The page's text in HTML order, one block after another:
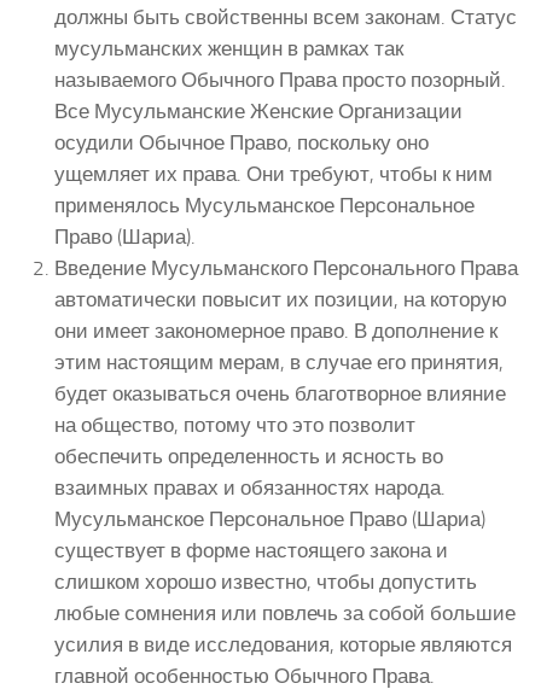
должны быть свойственны всем законам. Статус
мусульманских женщин в рамках так
называемого Обычного Права просто позорный.
Все Мусульманские Женские Организации
осудили Обычное Право, поскольку оно
ущемляет их права. Они требуют, чтобы к ним
применялось Мусульманское Персональное
Право (Шариа).
Введение Мусульманского Персонального Права
автоматически повысит их позиции, на которую
они имеет закономерное право. В дополнение к
этим настоящим мерам, в случае его принятия,
будет оказываться очень благотворное влияние
на общество, потому что это позволит
обеспечить определенность и ясность во
взаимных правах и обязанностях народа.
Мусульманское Персональное Право (Шариа)
существует в форме настоящего закона и
слишком хорошо известно, чтобы допустить
любые сомнения или повлечь за собой большие
усилия в виде исследования, которые являются
главной особенностью Обычного Права.